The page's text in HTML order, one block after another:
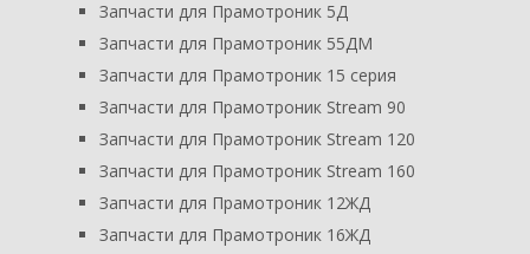
Запчасти для Прамотроник 5Д
Запчасти для Прамотроник 55ДМ
Запчасти для Прамотроник 15 серия
Запчасти для Прамотроник Stream 90
Запчасти для Прамотроник Stream 120
Запчасти для Прамотроник Stream 160
Запчасти для Прамотроник 12ЖД
Запчасти для Прамотроник 16ЖД